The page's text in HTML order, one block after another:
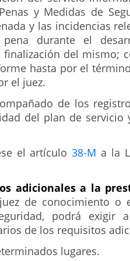
y Medidas de
y las incidencias
durante el
del mismo;
hasta por el
el juez.
de los
del plan de servicio
el artículo38-M a la
adicionales a la
de conocimiento o
podrá exigir
de los requisitos
lugares.